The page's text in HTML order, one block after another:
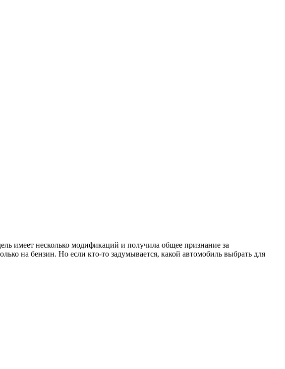
имеет несколько модификаций и получила общее признание за
на бензин. Но если кто-то задумывается, какой автомобиль выбрать для